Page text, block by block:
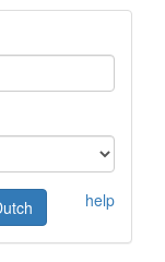
help